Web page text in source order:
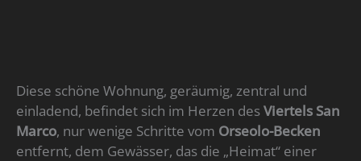
Diese schöne Wohnung, geräumig, zentral und
einladend, befindet sich im Herzen desViertels San
Marco, nur wenige Schritte vom Orseolo-Becken
entfernt, dem Gewässer, das die „Heimat“ einer